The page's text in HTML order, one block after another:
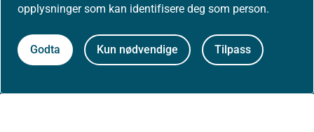
opplysninger som kan identifisere deg som person.
Godta Kun nødvendige Tilpass